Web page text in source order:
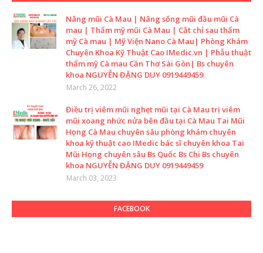
Nâng mũi Cà Mau | Nâng sống mũi đầu mũi Cà
mau | Thẩm mỹ mũi Cà Mau | Cắt chỉ sau thẩm
mỹ Cà mau | Mỹ Viện Nano Cà Mau| Phòng Khám
Chuyên Khoa Kỹ Thuật Cao IMedic.vn | Phẫu thuật
thẩm mỹ Cà mau Cần Thơ Sài Gòn| Bs chuyên
khoa NGUYỄN ĐẶNG DUY 0919449459
March 26, 2022
Điều trị viêm mũi nghẹt mũi tại Cà Mau trị viêm
mũi xoang nhức nửa bên đầu tại Cà Mau Tai Mũi
Họng Cà Mau chuyên sâu phòng khám chuyên
khoa kỹ thuật cao IMedic bác sĩ chuyên khoa Tai
Mũi Họng chuyên sâu Bs Quốc Bs Chi Bs chuyên
khoa NGUYỄN ĐẶNG DUY 0919449459
March 03, 2023
FACEBOOK